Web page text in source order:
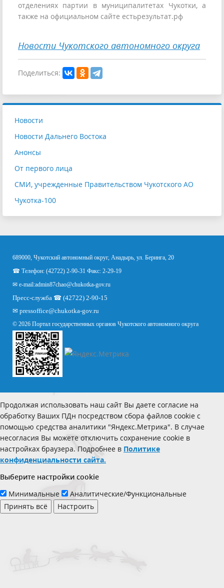
отделениях партии в муниципалитетах Чукотки, а
также на официальном сайте естьрезультат.рф
Новости Чукотского автономного округа
Поделиться:
Новости
Новости Дальнего Востока
Анонсы
От первого лица
СМИ, учрежденные Правительством Чукотского АО
Чукотка-100
689000, Чукотский автономный округ, Анадырь, ул. Беринга, 20
☎ Телефон: (42722) 2-90-31 Факс: 2-29-19
✉ e-mail:admin87chao@chukotka-gov.ru
Пресс-служба ☎ (42722) 2-90-15
✉ pressoffice@chukotka-gov.ru
© 2026 Портал государственных органов Чукотского автономного округа
Продолжая использовать наш сайт Вы даете согласие на
обработку Ваших ПДн посредством сбора файлов cookie с
помощью средства аналитики "Яндекс.Метрика". В случае
несогласия Вы можете отключить сохранение cookie в
настройках браузера. Подробнее в Политике
конфиденциальности сайта.
Выберите настройки cookie
Минимальные
Аналитические/Функциональные
Принять всё
Настроить